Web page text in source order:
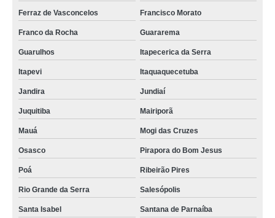
Ferraz de Vasconcelos Francisco Morato
Franco da Rocha Guararema
Guarulhos Itapecerica da Serra
Itapevi Itaquaquecetuba
Jandira Jundiaí
Juquitiba Mairiporã
Mauá Mogi das Cruzes
Osasco Pirapora do Bom Jesus
Poá Ribeirão Pires
Rio Grande da Serra Salesópolis
Santa Isabel Santana de Parnaíba